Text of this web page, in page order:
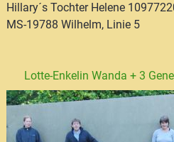
Hillary´s Tochter Helene
MS-19788 Wilhelm, Linie 5
Lotte-Enkelin Wanda + 3